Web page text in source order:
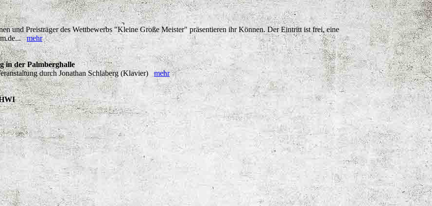
und Preisträger des Wettbewerbs "Kleine Große Meister" präsentieren ihr Können. Der Eintritt ist frei, eine
mehr
in der Palmberghalle
durch Jonathan Schlaberg (Klavier)mehr